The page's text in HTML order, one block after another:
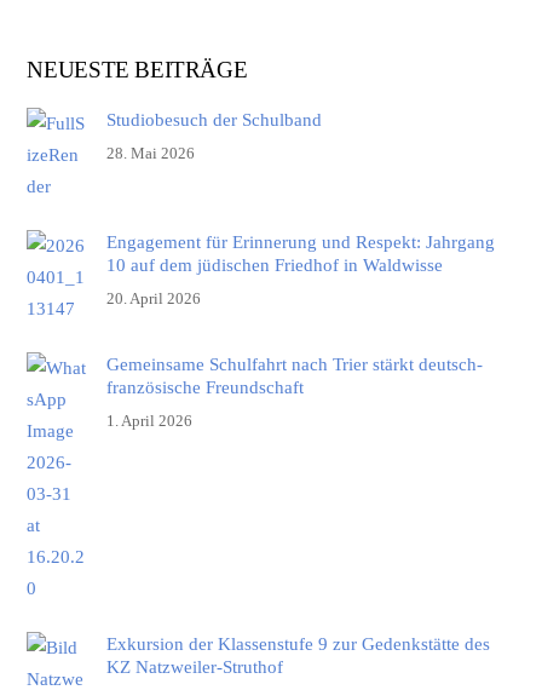
NEUESTE BEITRÄGE
Studiobesuch der Schulband
28. Mai 2026
Engagement für Erinnerung und Respekt: Jahrgang
10 auf dem jüdischen Friedhof in Waldwisse
20. April 2026
Gemeinsame Schulfahrt nach Trier stärkt deutsch-
französische Freundschaft
1. April 2026
Exkursion der Klassenstufe 9 zur Gedenkstätte des
KZ Natzweiler-Struthof